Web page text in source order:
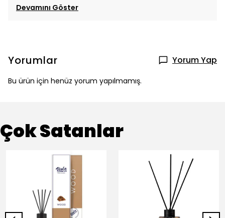
Devamını Göster
Yorumlar Yorum Yap
Bu ürün için henüz yorum yapılmamış.
Çok Satanlar